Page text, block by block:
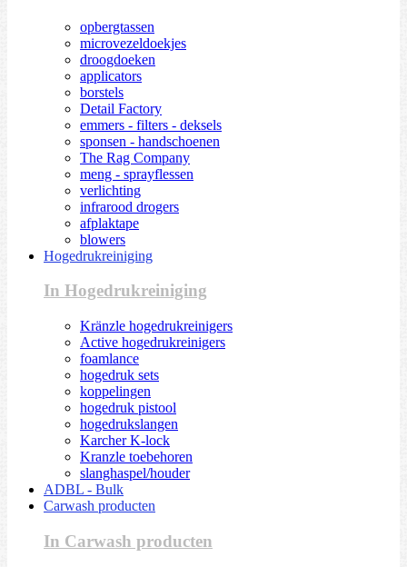
opbergtassen
microvezeldoekjes
droogdoeken
applicators
borstels
Detail Factory
emmers - filters - deksels
sponsen - handschoenen
The Rag Company
meng - sprayflessen
verlichting
infrarood drogers
afplaktape
blowers
Hogedrukreiniging
In Hogedrukreiniging
Kränzle hogedrukreinigers
Active hogedrukreinigers
foamlance
hogedruk sets
koppelingen
hogedruk pistool
hogedrukslangen
Karcher K-lock
Kranzle toebehoren
slanghaspel/houder
ADBL - Bulk
Carwash producten
In Carwash producten